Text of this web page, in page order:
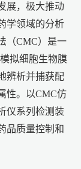
展，极大推动
学领域的分析
（CMC）是一
拟细胞生物膜
辨析并捕获配
性。以CMC仿
仪系列检测装
品质量控制和